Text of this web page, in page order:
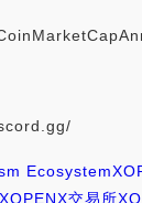
Ecosystem
XOPENX交易所